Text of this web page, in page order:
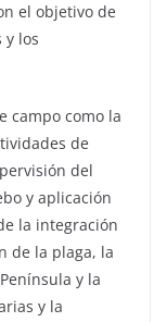
el objetivo de
y los
campo como la
de
del
y aplicación
la integración
de la plaga, la
y la
y la